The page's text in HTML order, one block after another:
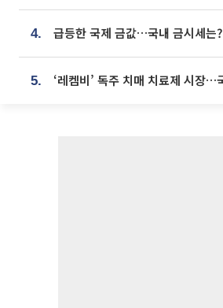
4. 급등한 국제 금값…국내 금시세는?
5.